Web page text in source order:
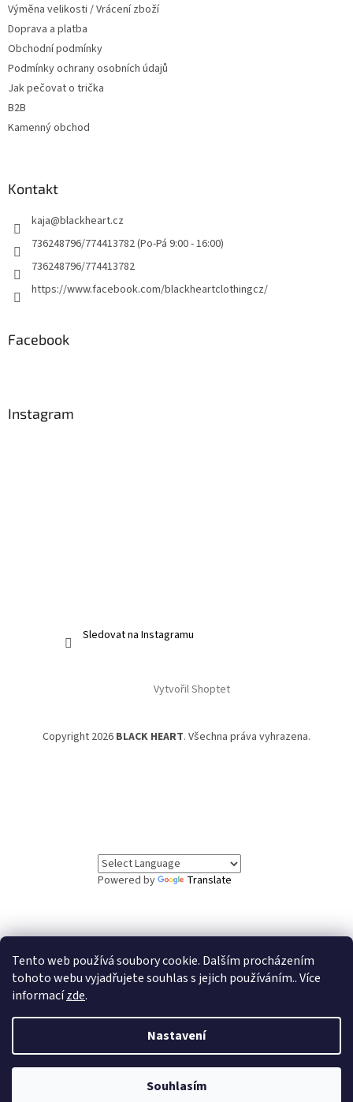
Tento web používá soubory cookie. Dalším procházením
tohoto webu vyjadřujete souhlas s jejich používáním.. Více
informacízde.
Nastavení
Souhlasím
Výměna velikosti / Vrácení zboží
Doprava a platba
Obchodní podmínky
Podmínky ochrany osobních údajů
Jak pečovat o trička
B2B
Kamenný obchod
Kontakt
kaja@blackheart.cz
736248796/774413782 (Po-Pá 9:00 - 16:00)
736248796/774413782
https://www.facebook.com/blackheartclothingcz/
Facebook
Instagram
Sledovat na Instagramu
Vytvořil Shoptet
Copyright 2026 BLACK HEART. Všechna práva vyhrazena.
Powered by Translate
// Informační lišta
Vážení zákazníci, ve dnech 5.8. až 7.8. čerpáme
dovolenou. Objednávky v tomto období budou vyřízeny
po našem návratu. Děkujeme za pochopení.